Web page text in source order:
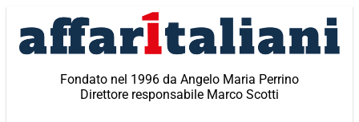
contenuto
Fondato nel 1996 da Angelo Maria Perrino
Direttore responsabile Marco Scotti